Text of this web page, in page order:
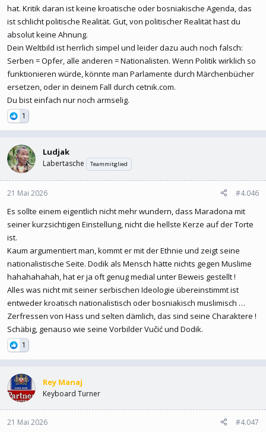
dann den Kosovo feiertag , dann kosovo polizei verzeihen
abzuschaffen , und dodik kam halt und sagte STOP, bis hier hin
und nicht weiter.
So in etwa kannste das vergleichen wenn ein Albaner kommen
würde und sagt STOP, keiner wird mehr rechte der ks albaner
einziehen. Für kroatische und muslimische nationalsten wird das
fälschlicherweise dann so hingestellt das dodik unruhe stiftet,
faschist ist (siehe ivo mit seinen ständigen beleidigungen). Da
muss man sich doch nicht wundern das dass RS Volk oder Dodik
Sag mir ein Volk auf der Welt welche an stelle der RS ständig
Angriffe und Drohungen hinnehmen würde welche ihre Autonomie
schwächt?
hat. Kritik daran ist keine kroatische oder bosniakische Agenda, das
ist schlicht politische Realität. Gut, von politischer Realität hast du
absolut keine Ahnung.
Dein Weltbild ist herrlich simpel und leider dazu auch noch falsch:
Serben = Opfer, alle anderen = Nationalisten. Wenn Politik wirklich so
funktionieren würde, könnte man Parlamente durch Märchenbücher
ersetzen, oder in deinem Fall durch cetnik.com.
Du bist einfach nur noch armselig.
1
Ludjak
Labertasche Teammitglied
21 Mai 2026 #4.046
Es sollte einem eigentlich nicht mehr wundern, dass Maradona mit
seiner kurzsichtigen Einstellung, nicht die hellste Kerze auf der Torte
ist.
Kaum argumentiert man, kommt er mit der Ethnie und zeigt seine
nationalistische Seite. Dodik als Mensch hätte nichts gegen Muslime
hahahahahah, hat er ja oft genug medial unter Beweis gestellt !
Alles was nicht mit seiner serbischen Ideologie übereinstimmt ist
entweder kroatisch nationalistisch oder bosniakisch muslimisch …
Zerfressen von Hass und selten dämlich, das sind seine Charaktere !
Schäbig, genauso wie seine Vorbilder Vučić und Dodik.
1
Rey Manaj
Keyboard Turner
21 Mai 2026 #4.047